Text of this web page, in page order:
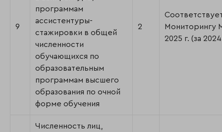
9
программам
ассистентуры-
стажировки в общей
численности
обучающихся по
образовательным
программам высшего
образования по очной
форме обучения
2
Мониторингу
2025 г. (за 2024
Численность лиц,